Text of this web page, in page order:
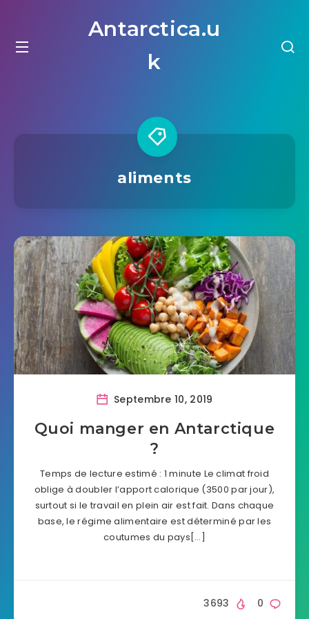
Antarctica.u
k
aliments
Septembre 10, 2019
Quoi manger en Antarctique
?
Temps de lecture estimé : 1 minute Le climat froid
oblige à doubler l’apport calorique (3500 par jour),
surtout si le travail en plein air est fait. Dans chaque
base, le régime alimentaire est déterminé par les
coutumes du pays[…]
0
3693